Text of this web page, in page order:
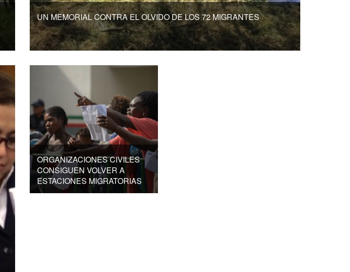
UN MEMORIAL CONTRA EL OLVIDO DE LOS 72 MIGRANTES
ORGANIZACIONES CIVILES
CONSIGUEN VOLVER A
ESTACIONES MIGRATORIAS